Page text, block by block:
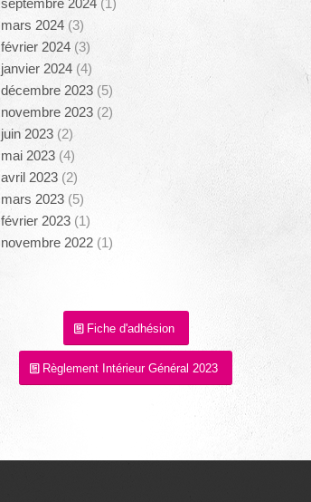
septembre 2024 (1)
mars 2024 (3)
février 2024 (3)
janvier 2024 (4)
décembre 2023 (5)
novembre 2023 (2)
juin 2023 (2)
mai 2023 (4)
avril 2023 (2)
mars 2023 (5)
février 2023 (1)
novembre 2022 (1)
Fiche d'adhésion
Règlement Intérieur Général 2023